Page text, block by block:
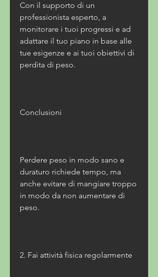
Con il supporto di un
professionista esperto, a
monitorare i tuoi progressi e ad
adattare il tuo piano in base alle
tue esigenze e ai tuoi obiettivi di
perdita di peso.
Conclusioni
Perdere peso in modo sano e
duraturo richiede tempo, ma
anche evitare di mangiare troppo
in modo da non aumentare di
peso.
2. Fai attività fisica regolarmente